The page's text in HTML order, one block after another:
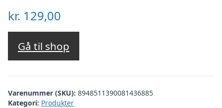
kr. 129,00
Gå til shop
Varenummer (SKU): 8948511390081436885
Kategori: Produkter